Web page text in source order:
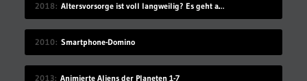
2018 Altersvorsorge ist voll langweilig? Es geht auch modern!
2010 Smartphone-Domino
2013 Animierte Aliens der Planeten 1-7